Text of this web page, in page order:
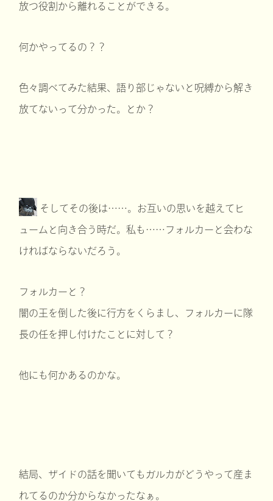
放つ役割から離れることができる。
何かやってるの？？
色々調べてみた結果、語り部じゃないと呪縛から解き
放てないって分かった。とか？
そしてその後は……。お互いの思いを越えてヒ
ュームと向き合う時だ。私も……フォルカーと会わな
ければならないだろう。
フォルカーと？
闇の王を倒した後に行方をくらまし、フォルカーに隊
長の任を押し付けたことに対して？
他にも何かあるのかな。
結局、ザイドの話を聞いてもガルカがどうやって産ま
れてるのか分からなかったなぁ。